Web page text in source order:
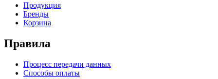
Продукция
Бренды
Корзина
Правила
Процесс передачи данных
Способы оплаты